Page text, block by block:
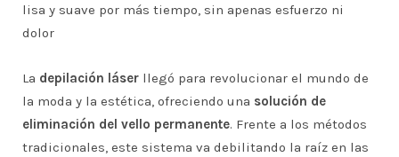
lisa y suave por más tiempo, sin apenas esfuerzo ni
dolor
La depilación láser llegó para revolucionar el mundo de
la moda y la estética, ofreciendo una solución de
eliminación del vello permanente. Frente a los métodos
tradicionales, este sistema va debilitando la raíz en las